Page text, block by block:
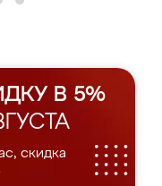
В 5%
скидка